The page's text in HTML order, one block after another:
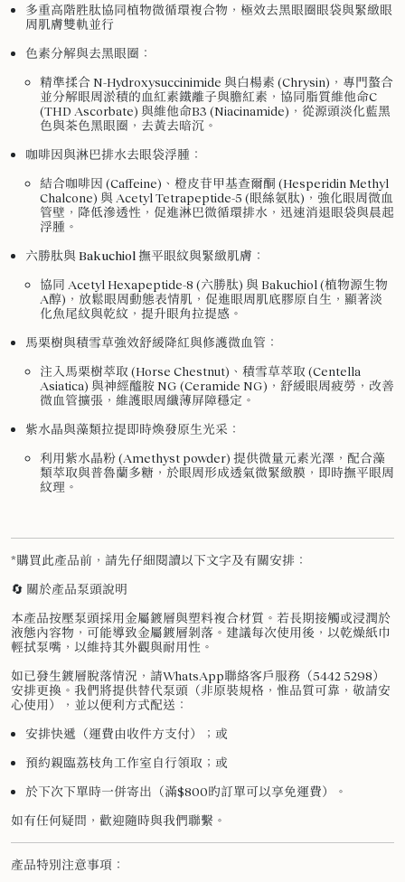
多重高階胜肽協同植物微循環複合物，極效去黑眼圈眼袋與緊緻眼
周肌膚雙軌並行
色素分解與去黑眼圈 ：
精準揉合 N-Hydroxysuccinimide 與白楊素 (Chrysin)，專門螯合
並分解眼周淤積的血紅素鐵離子與膽紅素，協同脂質維他命C
(THD Ascorbate) 與維他命B3 (Niacinamide)，從源頭淡化藍黑
色與茶色黑眼圈，去黃去暗沉。
咖啡因與淋巴排水去眼袋浮腫 ：
結合咖啡因 (Caffeine)、橙皮苷甲基查爾酮 (Hesperidin Methyl
Chalcone) 與 Acetyl Tetrapeptide-5 (眼絲氨肽)，強化眼周微血
管壁，降低滲透性，促進淋巴微循環排水，迅速消退眼袋與晨起
浮腫。
六勝肽與 Bakuchiol 撫平眼紋與緊緻肌膚 ：
協同 Acetyl Hexapeptide-8 (六勝肽) 與 Bakuchiol (植物源生物
A醇)，放鬆眼周動態表情肌，促進眼周肌底膠原自生，顯著淡
化魚尾紋與乾紋，提升眼角拉提感。
馬栗樹與積雪草強效舒緩降紅與修護微血管 ：
注入馬栗樹萃取 (Horse Chestnut)、積雪草萃取 (Centella
Asiatica) 與神經醯胺 NG (Ceramide NG)，舒緩眼周疲勞，改善
微血管擴張，維護眼周纖薄屏障穩定。
紫水晶與藻類拉提即時煥發原生光采 ：
利用紫水晶粉 (Amethyst powder) 提供微量元素光澤，配合藻
類萃取與普魯蘭多糖，於眼周形成透氣微緊緻膜，即時撫平眼周
紋理。
*購買此產品前，請先仔細閱讀以下文字及有關安排：
🔄 關於產品泵頭說明
本產品按壓泵頭採用金屬鍍層與塑料複合材質。若長期接觸或浸潤於
液態內容物，可能導致金屬鍍層剝落。建議每次使用後，以乾燥紙巾
輕拭泵嘴，以維持其外觀與耐用性。
如已發生鍍層脫落情況，請WhatsApp聯絡客戶服務（5442 5298）
安排更換。我們將提供替代泵頭（非原裝規格，惟品質可靠，敬請安
心使用），並以便利方式配送：
安排快遞（運費由收件方支付）；或
預約親臨荔枝角工作室自行領取；或
於下次下單時一併寄出（滿$800旳訂單可以享免運費）。
如有任何疑問，歡迎隨時與我們聯繫。
產品特別注意事項：